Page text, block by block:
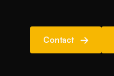
Contact